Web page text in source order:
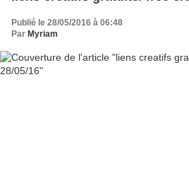
Publié le 28/05/2016 à 06:48
Par Myriam